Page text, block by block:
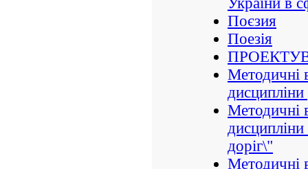
Поєзия
Поезія
Методичні
Методичні
дисципліни
доріг\"
Методичні